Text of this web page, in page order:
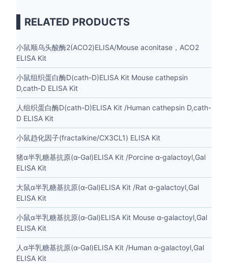
RELATED PRODUCTS
小鼠顺乌头酸酶2(ACO2)ELISA/Mouse aconitase，ACO2
ELISA Kit
小鼠组织蛋白酶D(cath-D)ELISA Kit Mouse cathepsin
D,cath-D ELISA Kit
人组织蛋白酶D(cath-D)ELISA Kit /Human cathepsin D,cath-
D ELISA Kit
小鼠趋化因子(fractalkine/CX3CL1) ELISA Kit
猪α半乳糖基抗原(α-Gal)ELISA Kit /Porcine α-galactoyl,Gal
ELISA Kit
大鼠α半乳糖基抗原(α-Gal)ELISA Kit /Rat α-galactoyl,Gal
ELISA Kit
小鼠α半乳糖基抗原(α-Gal)ELISA Kit Mouse α-galactoyl,Gal
ELISA Kit
人α半乳糖基抗原(α-Gal)ELISA Kit /Human α-galactoyl,Gal
ELISA Kit